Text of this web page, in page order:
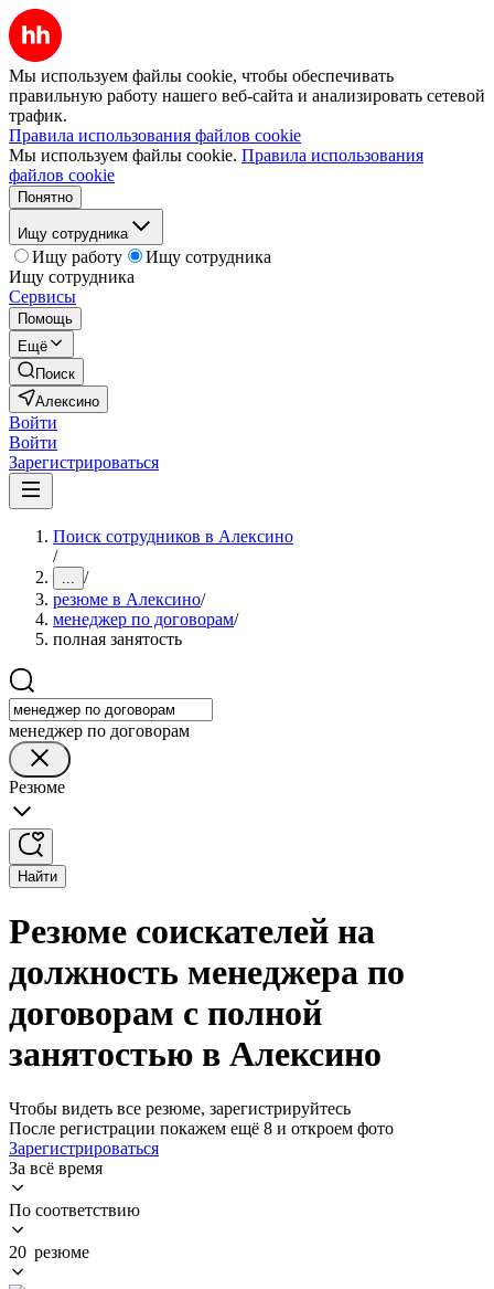
Мы используем файлы cookie, чтобы обеспечивать
правильную работу нашего веб-сайта и анализировать сетевой
трафик.
Правила использования файлов cookie
Мы используем файлы cookie. Правила использования
файлов cookie
Понятно
Ищу сотрудника
Ищу работу
Ищу сотрудника
Ищу сотрудника
Сервисы
Помощь
Ещё
Поиск
Алексино
Войти
Войти
Зарегистрироваться
Поиск сотрудников в Алексино
/
... /
резюме в Алексино/
менеджер по договорам/
полная занятость
менеджер по договорам
Резюме
Найти
Резюме соискателей на
должность менеджера по
договорам с полной
занятостью в Алексино
Чтобы видеть все резюме, зарегистрируйтесь
После регистрации покажем ещё 8 и откроем фото
Зарегистрироваться
За всё время
По соответствию
20 резюме